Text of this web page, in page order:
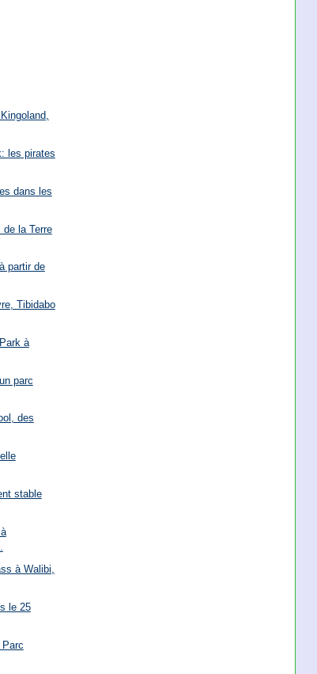
les pirates
dans les
la Terre
partir de
Tibidabo
à
parc
des
stable
à Walibi,
le 25